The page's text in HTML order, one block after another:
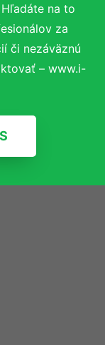
na to
za
či nezáväznú
– www.i-